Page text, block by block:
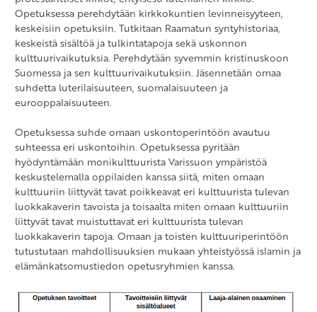
Opetuksessa perehdytään kirkkokuntien levinneisyyteen,
keskeisiin opetuksiin. Tutkitaan Raamatun syntyhistoriaa,
keskeistä sisältöä ja tulkintatapoja sekä uskonnon
kulttuurivaikutuksia. Perehdytään syvemmin kristinuskoon
Suomessa ja sen kulttuurivaikutuksiin. Jäsennetään omaa
suhdetta luterilaisuuteen, suomalaisuuteen ja
eurooppalaisuuteen.
Opetuksessa suhde omaan uskontoperintöön avautuu
suhteessa eri uskontoihin. Opetuksessa pyritään
hyödyntämään monikulttuurista Varissuon ympäristöä
keskustelemalla oppilaiden kanssa siitä, miten omaan
kulttuuriin liittyvät tavat poikkeavat eri kulttuurista tulevan
luokkakaverin tavoista ja toisaalta miten omaan kulttuuriin
liittyvät tavat muistuttavat eri kulttuurista tulevan
luokkakaverin tapoja. Omaan ja toisten kulttuuriperintöön
tutustutaan mahdollisuuksien mukaan yhteistyössä islamin ja
elämänkatsomustiedon opetusryhmien kanssa.